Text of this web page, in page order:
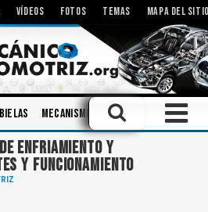
VÍDEOS FOTOS TEMAS MAPA DEL
Bielas Mecanismos Inspecciones
ENFRIAMIENTO Y
Y FUNCIONAMIENTO